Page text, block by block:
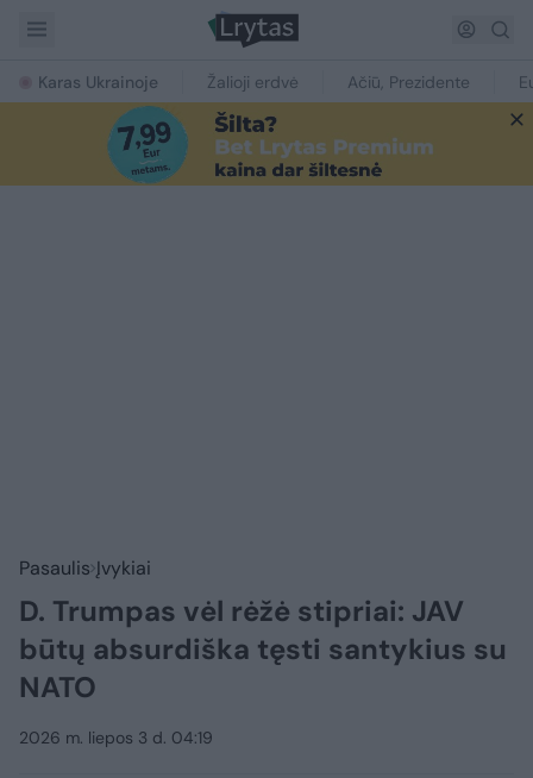
Karas Ukrainoje Žalioji erdvė Ačiū, Prezidente
Pasaulis Įvykiai
D. Trumpas vėl rėžė stipriai: JAV
būtų absurdiška tęsti santykius su
NATO
2026 m. liepos 3 d. 04:19